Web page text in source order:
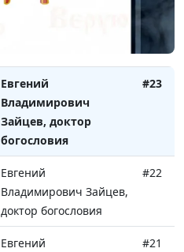
#24
Евгений
Владимирович
Зайцев, доктор
богословия
#23
Евгений
Владимирович Зайцев,
доктор богословия
#22
Евгений
#21